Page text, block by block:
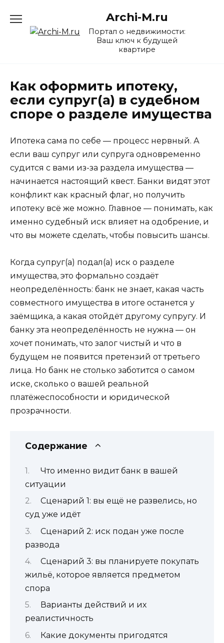
содержанию
Archi-M.ru
Портал о недвижимости:
Ваш ключ к будущей
квартире
Как оформить ипотеку,
если супруг(а) в судебном
споре о разделе имущества
Ипотека сама по себе — процесс нервный. А
если ваш супруг или супруга одновременно
судится с вами из-за раздела имущества —
начинается настоящий квест. Банки видят этот
конфликт как красный флаг, но получить
ипотеку всё же можно. Главное — понимать, как
именно судебный иск влияет на одобрение, и
что вы можете сделать, чтобы повысить шансы.
Когда супруг(а) подал(а) иск о разделе
имущества, это формально создаёт
неопределённость: банк не знает, какая часть
совместного имущества в итоге останется у
заёмщика, а какая отойдёт другому супругу. И
банку эта неопределённость не нужна — он
хочет понимать, что залог чистый и что в
будущем не появится претензий от третьего
лица. Но банк не столько заботится о самом
иске, сколько о вашей реальной
платёжеспособности и юридической
прозрачности.
Содержание
Что именно видит банк в вашей
ситуации
Сценарий 1: вы ещё не развелись, но
суд уже идёт
Сценарий 2: иск подан уже после
развода
Сценарий 3: вы планируете покупать
жильё, которое является предметом
спора
Варианты действий и их
реалистичность
Какие документы пригодятся